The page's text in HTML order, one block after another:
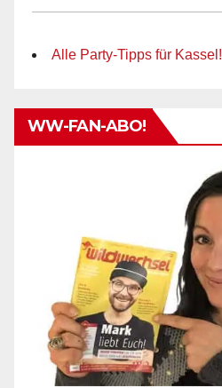
Alle Party-Tipps für Kassel!
WW-FAN-ABO!